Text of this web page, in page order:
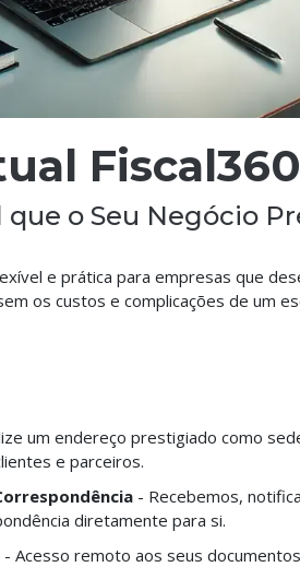
Fiscal360
o Seu Negócio
e prática para empresas que
os custos e complicações de um
um endereço prestigiado como
e parceiros.
- Recebemos,
diretamente para si.
- Acesso remoto aos seus